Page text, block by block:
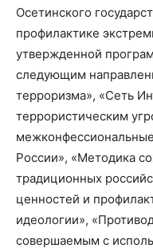
Осетинского
профилактике
утвержденной
следующим
терроризма», «Сеть
террористическим
России», «Методика
традиционных
ценностей и
идеологии»,
совершаемым с